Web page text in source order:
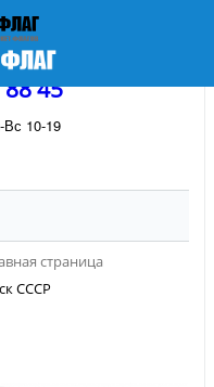
45
10-19
страница
СССР